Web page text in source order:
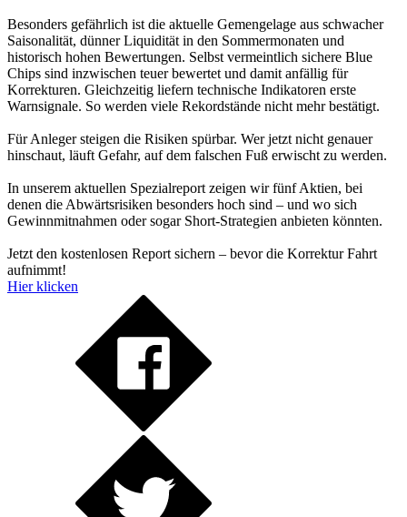
Besonders gefährlich ist die aktuelle Gemengelage aus schwacher
Saisonalität, dünner Liquidität in den Sommermonaten und
historisch hohen Bewertungen. Selbst vermeintlich sichere Blue
Chips sind inzwischen teuer bewertet und damit anfällig für
Korrekturen. Gleichzeitig liefern technische Indikatoren erste
Warnsignale. So werden viele Rekordstände nicht mehr bestätigt.
Für Anleger steigen die Risiken spürbar. Wer jetzt nicht genauer
hinschaut, läuft Gefahr, auf dem falschen Fuß erwischt zu werden.
In unserem aktuellen Spezialreport zeigen wir fünf Aktien, bei
denen die Abwärtsrisiken besonders hoch sind – und wo sich
Gewinnmitnahmen oder sogar Short-Strategien anbieten könnten.
Jetzt den kostenlosen Report sichern – bevor die Korrektur Fahrt
aufnimmt!
Hier klicken